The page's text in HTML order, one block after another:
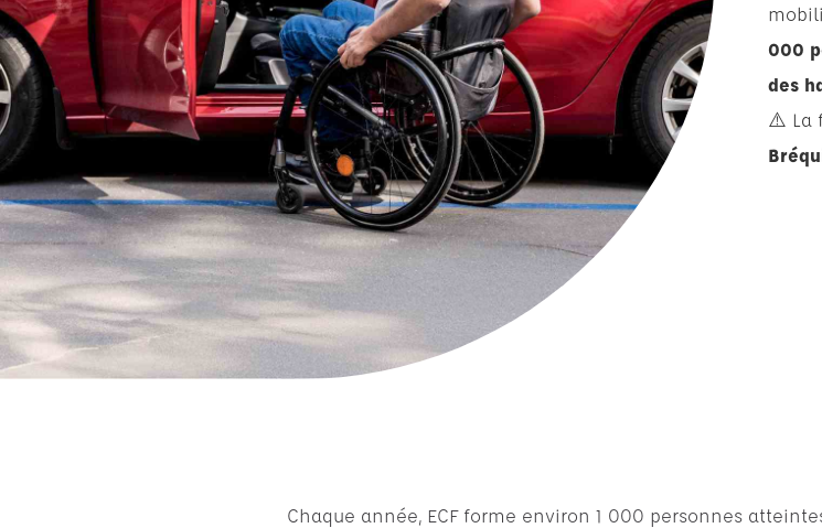
000
des
⚠️ La
Chaque année, ECF forme environ 1 000 personnes